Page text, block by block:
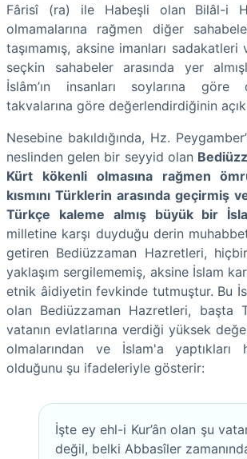
Fârisî (ra) ile Habeşli olan Bilâl-i
olmamalarına rağmen diğer
taşımamış, aksine imanları sadakatleri
seçkin sahabeler arasında yer
İslâm’ın insanları soylarına
takvalarına göre değerlendirdiğinin
Nesebine bakıldığında, Hz.
neslinden gelen bir seyyid olan
Kürt kökenli olmasına rağmen
kısmını Türklerin arasında geçirmiş
Türkçe kaleme almış büyük bir
milletine karşı duyduğu derin
getiren Bediüzzaman Hazretleri,
yaklaşım sergilememiş, aksine İslam
etnik âidiyetin fevkinde tutmuştur. Bu
olan Bediüzzaman Hazretleri, başta
vatanın evlatlarına verdiği yüksek
olmalarından ve İslam'a yaptıkları
olduğunu şu ifadeleriyle gösterir:
İşte ey ehl-i Kur’ân olan şu
değil, belki Abbasîler